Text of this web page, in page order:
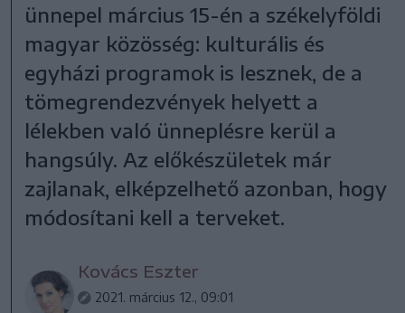
ünnepel március 15-én a székelyföldi
magyar közösség: kulturális és
egyházi programok is lesznek, de a
tömegrendezvények helyett a
lélekben való ünneplésre kerül a
hangsúly. Az előkészületek már
zajlanak, elképzelhető azonban, hogy
módosítani kell a terveket.
Kovács Eszter
2021. március 12., 09:01